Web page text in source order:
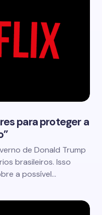
para proteger a
de Donald Trump
brasileiros. Isso
a possível…